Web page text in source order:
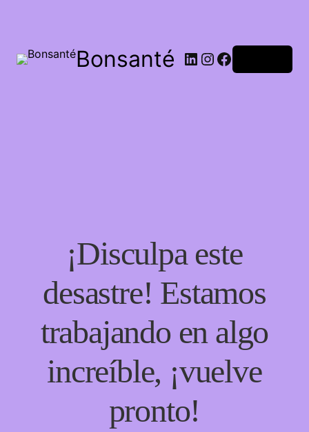
Bonsanté
¡Disculpa este
desastre! Estamos
trabajando en algo
increíble, ¡vuelve
pronto!